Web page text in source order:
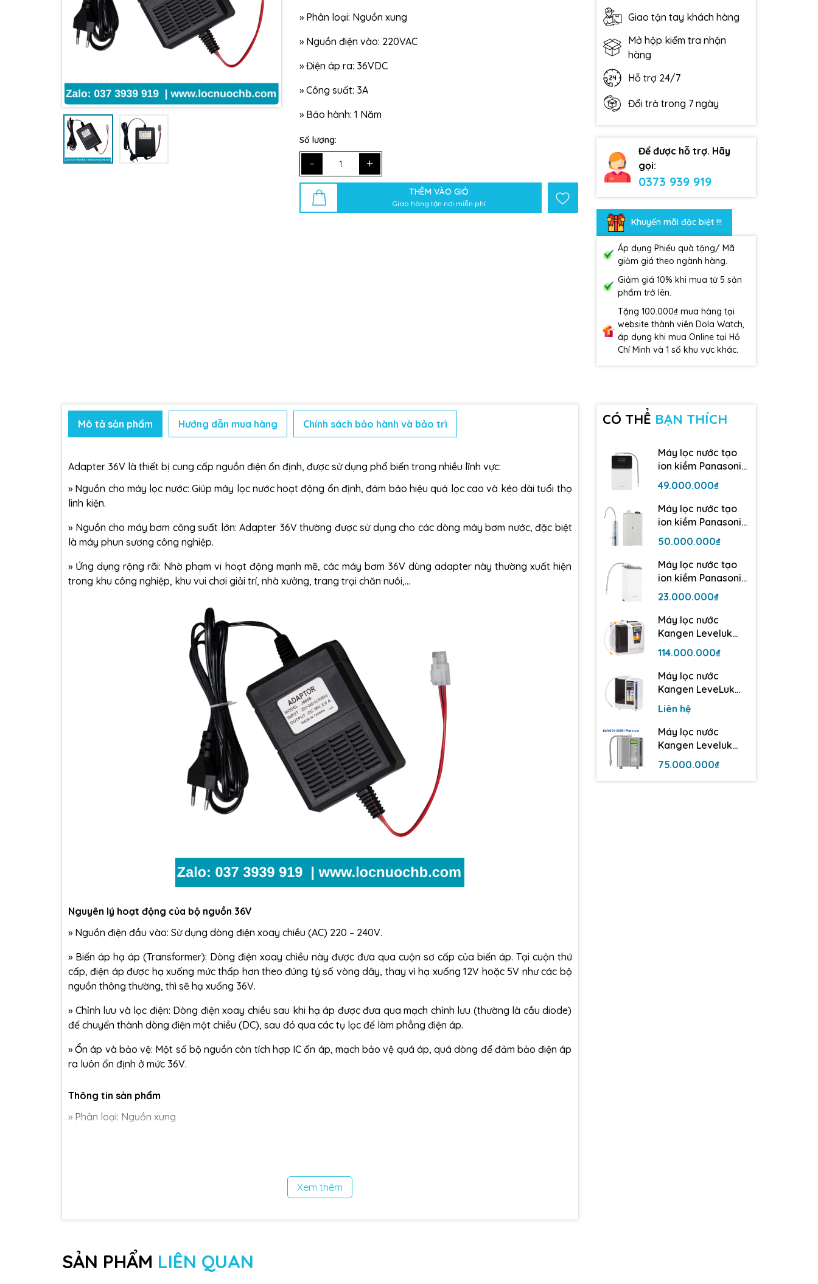
» Phân loại: Nguồn xung
» Nguồn điện vào: 220VAC
» Điện áp ra: 36VDC
» Công suất: 3A
» Bảo hành: 1 Năm
Số lượng:
- +
THÊM VÀO GIỎ
Giao hàng tận nơi miễn phí
Giao tận tay khách hàng
Mở hộp kiểm tra nhận
hàng
Hỗ trợ 24/7
Đổi trả trong 7 ngày
Để được hỗ trợ. Hãy
gọi:
0373 939 919
Khuyến mãi đặc biệt !!!
Áp dụng Phiếu quà tặng/ Mã
giảm giá theo ngành hàng.
Giảm giá 10% khi mua từ 5 sản
phẩm trở lên.
Tặng 100.000₫ mua hàng tại
website thành viên Dola Watch,
áp dụng khi mua Online tại Hồ
Chí Minh và 1 số khu vực khác.
Mô tả sản phẩm Hướng dẫn mua hàng Chính sách bảo hành và bảo trì
Adapter 36V là thiết bị cung cấp nguồn điện ổn định, được sử dụng phổ biến trong nhiều lĩnh vực:
» Nguồn cho máy lọc nước: Giúp máy lọc nước hoạt động ổn định, đảm bảo hiệu quả lọc cao và kéo dài tuổi thọ
linh kiện.
» Nguồn cho máy bơm công suất lớn: Adapter 36V thường được sử dụng cho các dòng máy bơm nước, đặc biệt
là máy phun sương công nghiệp.
» Ứng dụng rộng rãi: Nhờ phạm vi hoạt động mạnh mẽ, các máy bơm 36V dùng adapter này thường xuất hiện
trong khu công nghiệp, khu vui chơi giải trí, nhà xưởng, trang trại chăn nuôi,…
Nguyên lý hoạt động của bộ nguồn 36V
» Nguồn điện đầu vào: Sử dụng dòng điện xoay chiều (AC) 220 – 240V.
» Biến áp hạ áp (Transformer): Dòng điện xoay chiều này được đưa qua cuộn sơ cấp của biến áp. Tại cuộn thứ
cấp, điện áp được hạ xuống mức thấp hơn theo đúng tỷ số vòng dây, thay vì hạ xuống 12V hoặc 5V như các bộ
nguồn thông thường, thì sẽ hạ xuống 36V.
» Chỉnh lưu và lọc điện: Dòng điện xoay chiều sau khi hạ áp được đưa qua mạch chỉnh lưu (thường là cầu diode)
để chuyển thành dòng điện một chiều (DC), sau đó qua các tụ lọc để làm phẳng điện áp.
» Ổn áp và bảo vệ: Một số bộ nguồn còn tích hợp IC ổn áp, mạch bảo vệ quá áp, quá dòng để đảm bảo điện áp
ra luôn ổn định ở mức 36V.
Thông tin sản phẩm
» Phân loại: Nguồn xung
dụng trong máy bơm của hệ thống phun sương làm mát, tưới tiêu rất hợp lý.
Xem thêm
CÓ THỂ BẠN THÍCH
Máy lọc nước tạo
ion kiềm Panasonic
TK-AS700 | 5 tấm
điện cực
49.000.000₫
Máy lọc nước tạo
ion kiềm Panasonic
TK-AB50| 5 tấm
điện cực
50.000.000₫
Máy lọc nước tạo
ion kiềm Panasonic
TK-AS500 | 3 tấm
điện cực
23.000.000₫
Máy lọc nước
Kangen Leveluk
Super 501
114.000.000₫
Máy lọc nước
Kangen LeveLuk
JrII - 3 tấm điện cực
Liên hệ
Máy lọc nước
Kangen Leveluk
SD501 Platinum
75.000.000₫
SẢN PHẨM LIÊN QUAN